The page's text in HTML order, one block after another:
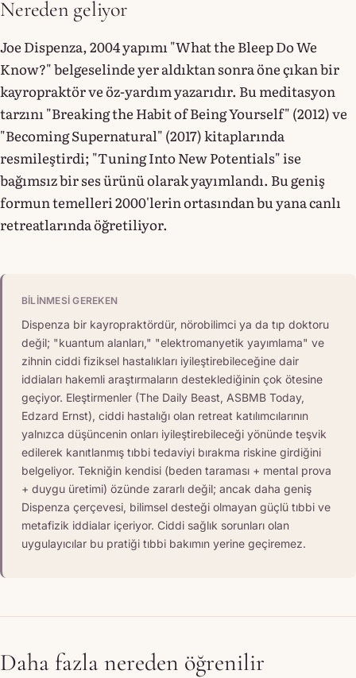
Nereden geliyor
Joe Dispenza, 2004 yapımı "What the Bleep Do We
Know?" belgeselinde yer aldıktan sonra öne çıkan bir
kayropraktör ve öz-yardım yazarıdır. Bu meditasyon
tarzını "Breaking the Habit of Being Yourself" (2012) ve
"Becoming Supernatural" (2017) kitaplarında
resmileştirdi; "Tuning Into New Potentials" ise
bağımsız bir ses ürünü olarak yayımlandı. Bu geniş
formun temelleri 2000'lerin ortasından bu yana canlı
retreatlarında öğretiliyor.
BILINMESI GEREKEN
Dispenza bir kayropraktördür, nörobilimci ya da tıp doktoru
değil; "kuantum alanları," "elektromanyetik yayımlama" ve
zihnin ciddi fiziksel hastalıkları iyileştirebileceğine dair
iddiaları hakemli araştırmaların desteklediğinin çok ötesine
geçiyor. Eleştirmenler (The Daily Beast, ASBMB Today,
Edzard Ernst), ciddi hastalığı olan retreat katılımcılarının
yalnızca düşüncenin onları iyileştirebileceği yönünde teşvik
edilerek kanıtlanmış tıbbi tedaviyi bırakma riskine girdiğini
belgeliyor. Tekniğin kendisi (beden taraması + mental prova
+ duygu üretimi) özünde zararlı değil; ancak daha geniş
Dispenza çerçevesi, bilimsel desteği olmayan güçlü tıbbi ve
metafizik iddialar içeriyor. Ciddi sağlık sorunları olan
uygulayıcılar bu pratiği tıbbi bakımın yerine geçiremez.
Daha fazla nereden öğrenilir